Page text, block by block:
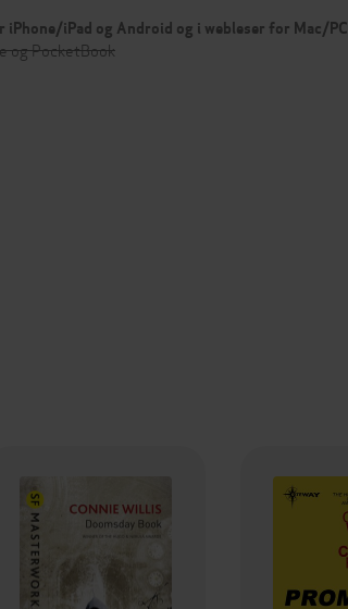
iPhone/iPad og Android og i webleser for Mac/PC
og PocketBook